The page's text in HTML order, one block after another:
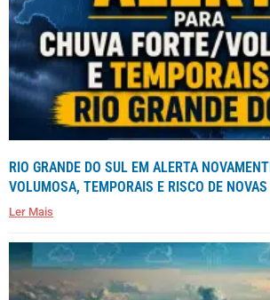
RIO GRANDE DO SUL EM ALERTA
VOLUMOSA, TEMPORAIS E RISCO DE
Ler Mais